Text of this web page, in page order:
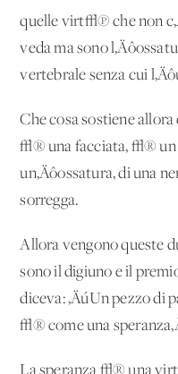
quelle virt√π che non
veda ma sono
vertebrale senza cui
Che cosa sostiene
√® una facciata, √® un
un‚Äôossatura, di una
sorregga.
Allora vengono queste
sono il digiuno e il
diceva: ‚ÄúUn pezzo di
√® come una
La speranza √® una